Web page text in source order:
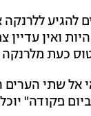
במפורש לישראלים
ואין עדיין
כעת
אל שתי הערים
פקודה"